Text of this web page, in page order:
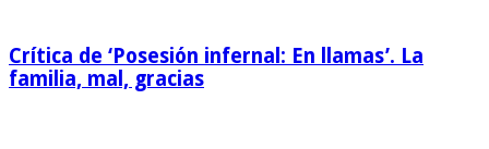
Crítica de ‘Posesión infernal: En llamas’. La
familia, mal, gracias